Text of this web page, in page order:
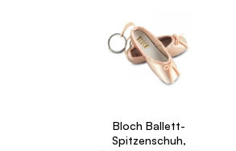
Bloch Ballett-
Spitzenschuh,